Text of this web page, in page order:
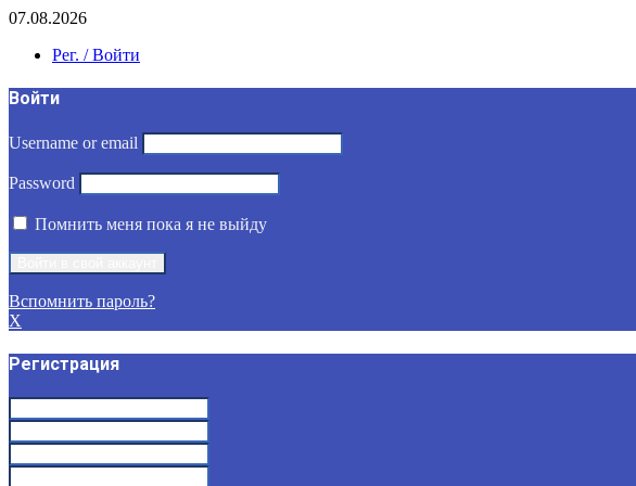
07.08.2026
Рег. / Войти
Войти
Username or email
Password
Помнить меня пока я не выйду
Вспомнить пароль?
X
Регистрация